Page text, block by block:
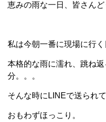
恵みの雨な一日、皆さん
私は今朝一番に現場に行く
本格的な雨に濡れ、跳ね
分。。。
そんな時にLINEで送られ
おもわずほっこり。